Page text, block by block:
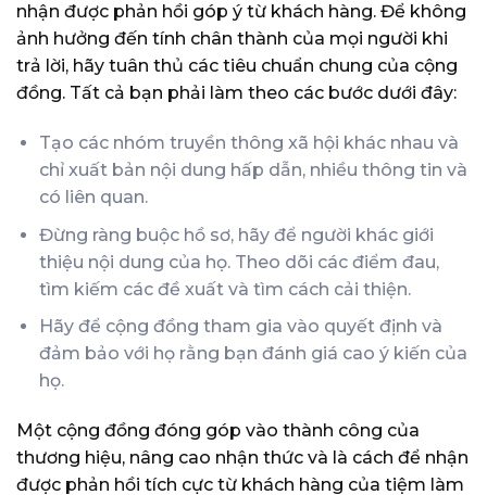
nhận được phản hồi góp ý từ khách hàng. Để không
ảnh hưởng đến tính chân thành của mọi người khi
trả lời, hãy tuân thủ các tiêu chuẩn chung của cộng
đồng. Tất cả bạn phải làm theo các bước dưới đây:
Tạo các nhóm truyền thông xã hội khác nhau và
chỉ xuất bản nội dung hấp dẫn, nhiều thông tin và
có liên quan.
Đừng ràng buộc hồ sơ, hãy để người khác giới
thiệu nội dung của họ. Theo dõi các điểm đau,
tìm kiếm các đề xuất và tìm cách cải thiện.
Hãy để cộng đồng tham gia vào quyết định và
đảm bảo với họ rằng bạn đánh giá cao ý kiến ​​của
họ.
Một cộng đồng đóng góp vào thành công của
thương hiệu, nâng cao nhận thức và là cách để nhận
được phản hồi tích cực từ khách hàng của tiệm làm